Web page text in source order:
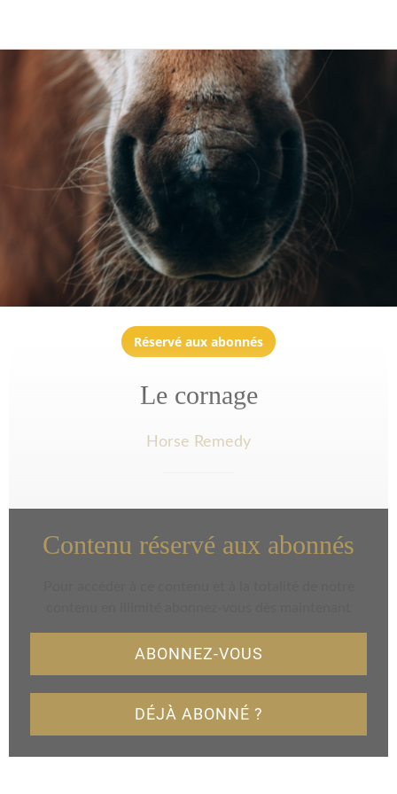
Réservé aux abonnés
Le cornage
Horse Remedy
Contenu réservé aux abonnés
ABONNEZ-VOUS
DÉJÀ ABONNÉ ?